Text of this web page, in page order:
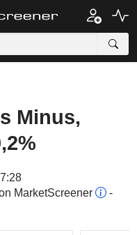
Minus,
MarketScreener
-